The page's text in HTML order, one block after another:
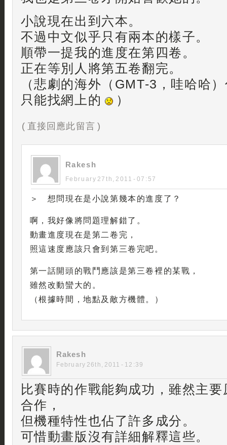
小說現在出到六本。
不過中文似乎只有兩本的樣子。
順帶一提我的進度在第四卷。
正在等別人將第五卷翻完。
（悲劇的海外（GMT-3，哇哈哈
只能找網上的
）
( 直接回應此留言 )
Rakesh
February 27th, 2011 - 07:57
＞ 想問現在是小說第幾本的進度了？
啊，我好像將問題理解錯了。
動畫進度現在是第二卷完，
照這速度應該只會到第三卷完吧。
第一話開頭的戰鬥應該是第三卷裡的某戰，
雖然改動蠻大的。
（根據時間，地點及敵方機體。）
Rakesh
February 26th, 2011 - 12:39
比賽時的作戰能夠成功，雖然主
合作，
但機種特性也佔了許多成分。
可惜動畫版沒有詳細解釋這些。